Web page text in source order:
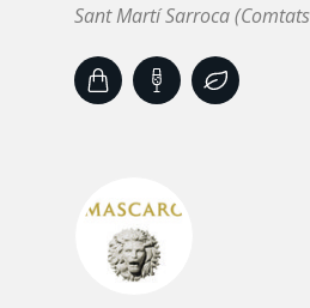
Sant Martí Sarroca